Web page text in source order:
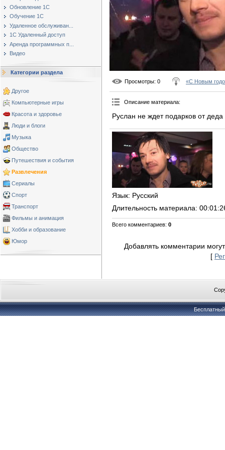
Обновление 1С
Обучение 1С
Удаленное обслуживан...
1С Удаленный доступ
Аренда программных п...
Видео
Категории раздела
Другое
Компьютерные игры
Красота и здоровье
Люди и блоги
Музыка
Общество
Путешествия и события
Развлечения
Сериалы
Спорт
Транспорт
Фильмы и анимация
Хобби и образование
Юмор
Просмотры: 0 «С Новым
Описание материала:
Руслан не ждет подарков от
Язык: Русский
Длительность материала:
Всего комментариев: 0
Добавлять комментарии
[